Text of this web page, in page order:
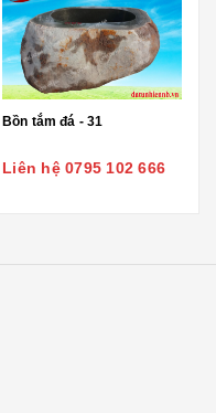
Bồn tắm đá - 31
Liên hệ 0795 102 666